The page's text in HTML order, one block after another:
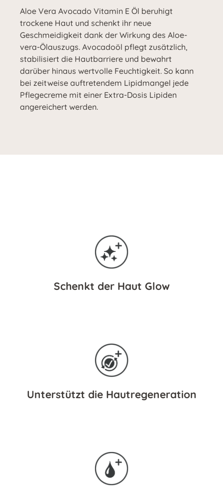
Aloe Vera Avocado Vitamin E Öl beruhigt
trockene Haut und schenkt ihr neue
Geschmeidigkeit dank der Wirkung des Aloe-
vera-Ölauszugs. Avocadoöl pflegt zusätzlich,
stabilisiert die Hautbarriere und bewahrt
darüber hinaus wertvolle Feuchtigkeit. So kann
bei zeitweise auftretendem Lipidmangel jede
Pflegecreme mit einer Extra-Dosis Lipiden
angereichert werden.
Schenkt der Haut Glow
Unterstützt die Hautregeneration